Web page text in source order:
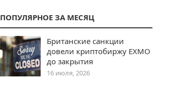
ПОПУЛЯРНОЕ ЗА МЕСЯЦ
Британские санкции
довели криптобиржу EXMO
до закрытия
16 июля, 2026